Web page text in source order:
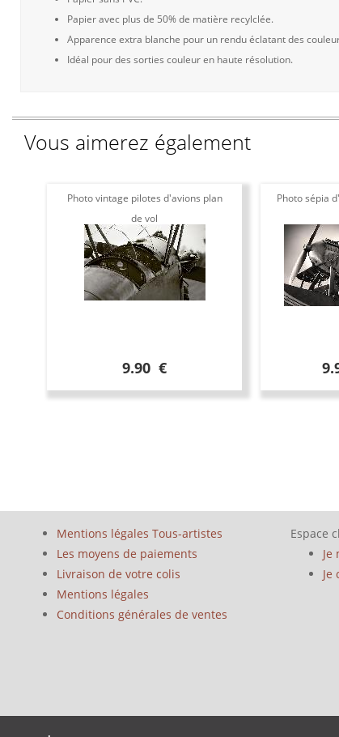
Papier avec plus de 50% de matière recylclée.
Apparence extra blanche pour un rendu éclatant des
Idéal pour des sorties couleur en haute résolution.
Vous aimerez également
Photo vintage pilotes d'avions plan
de vol
9.90 €
Photo sépia
Mentions légales Tous-artistes
Les moyens de paiements
Livraison de votre colis
Mentions légales
Conditions générales de ventes
Espace
Je
Je